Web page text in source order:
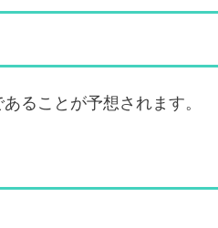
ることが予想されます。